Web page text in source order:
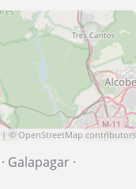
| ©OpenStreetMap contributors
· Galapagar ·